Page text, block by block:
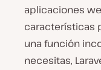
aplicaciones
características
una función
necesitas,